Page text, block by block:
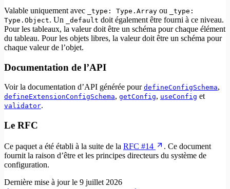
Valable uniquement avec _type: Type.Array ou
_type:
Type.Object. Un _default doit également être fourni à ce niveau.
Pour les tableaux, la valeur doit être un schéma pour chaque élément
du tableau. Pour les objets libres, la valeur doit être un schéma pour
chaque valeur de l’objet.
Documentation de l’API
Voir la documentation d’API générée pour defineConfigSchema,
defineExtensionConfigSchema, getConfig, useConfig et
validator.
Le RFC
Ce paquet a été établi à la suite de la RFC #14
. Ce document
fournit la raison d’être et les principes directeurs du système de
configuration.
Dernière mise à jour le 9 juillet 2026